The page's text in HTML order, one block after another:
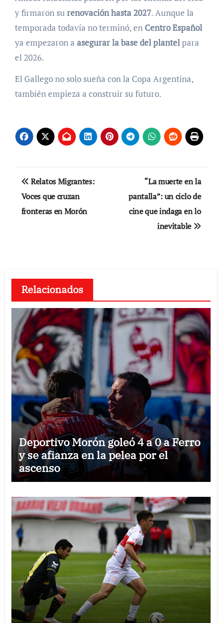
y firmaron su renovación hasta 2027. Aunque la
temporada todavía no terminó, en Centro Español
ya empezaron a asegurar la base del plantelpara
el 2026.
El Gallego no solo sueña con la Copa Argentina,
también empieza a construir su futuro.
Navegación
de
entradas
Relatos Migrantes:
Voces que cruzan
fronteras en Morón
“La muerte en la
pantalla”: un ciclo de
cine que indaga en lo
inevitable
Relacionados
Deportivo Morón goleó 4 a 0 a Ferro
y se afianza en la pelea por el
ascenso